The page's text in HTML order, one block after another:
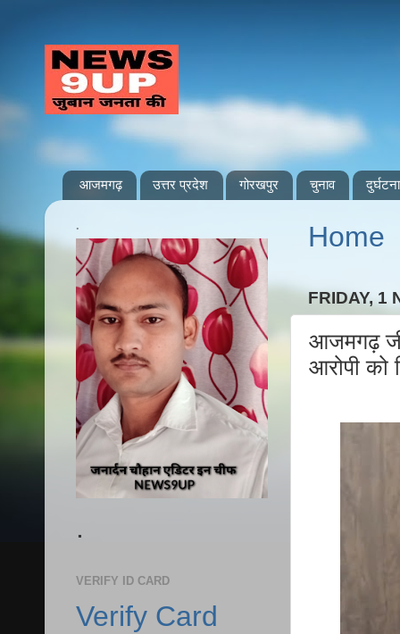
आजमगढ़ उत्तर प्रदेश गोरखपुर चुनाव दुर्घटना
Home
FRIDAY, 1
आजमगढ़
आरोपी को
.
.
VERIFY ID CARD
Verify Card